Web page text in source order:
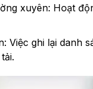
xuyên: Hoạt
Việc ghi lại danh